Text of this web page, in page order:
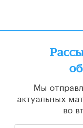
Мы
актуальных
во